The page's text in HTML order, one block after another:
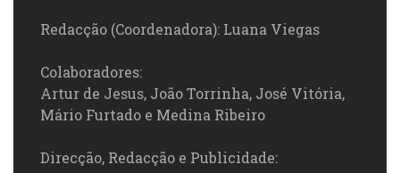
Redacção (Coordenadora): Luana Viegas
Colaboradores:
Artur de Jesus, João Torrinha, José Vitória,
Mário Furtado e Medina Ribeiro
Direcção, Redacção e Publicidade: